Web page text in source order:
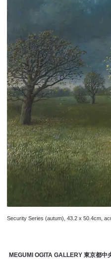
Security Series (autum), 43.2 x 50.4cm,
MEGUMI OGITA GALLERY 東京都